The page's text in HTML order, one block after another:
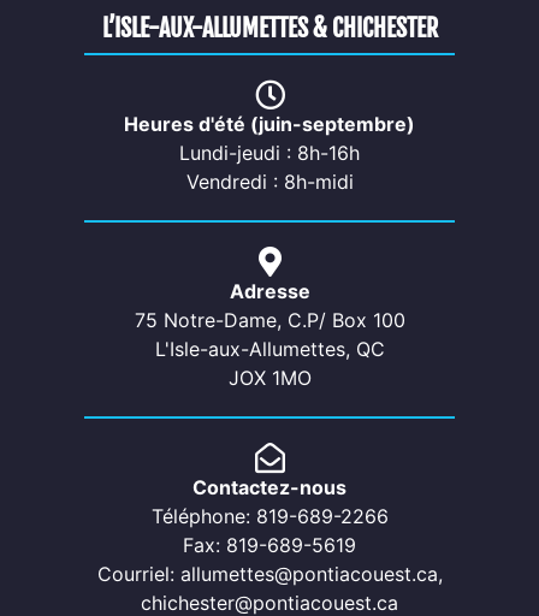
L’ISLE-AUX-ALLUMETTES & CHICHESTER
Heures d'été (juin-septembre)
Lundi-jeudi : 8h-16h
Vendredi : 8h-midi
Adresse
75 Notre-Dame, C.P/ Box 100
L'Isle-aux-Allumettes, QC
JOX 1MO
Contactez-nous
Téléphone: 819-689-2266
Fax: 819-689-5619
Courriel: allumettes@pontiacouest.ca,
chichester@pontiacouest.ca